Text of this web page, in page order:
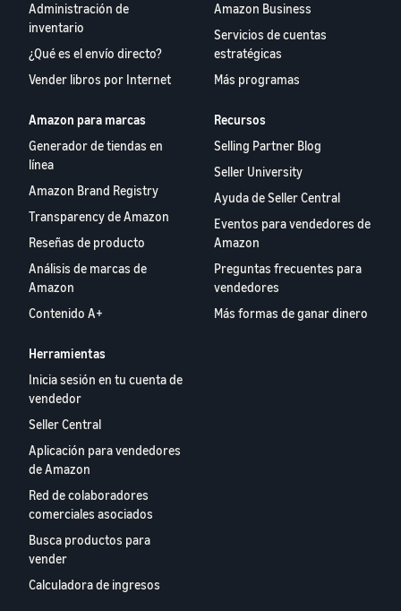
Administración de
inventario
¿Qué es el envío directo?
Vender libros por Internet
Amazon Business
Servicios de cuentas
estratégicas
Más programas
Amazon para marcas
Generador de tiendas en
línea
Amazon Brand Registry
Transparency de Amazon
Reseñas de producto
Análisis de marcas de
Amazon
Contenido A+
Recursos
Selling Partner Blog
Seller University
Ayuda de Seller Central
Eventos para vendedores de
Amazon
Preguntas frecuentes para
vendedores
Más formas de ganar dinero
Herramientas
Inicia sesión en tu cuenta de
vendedor
Seller Central
Aplicación para vendedores
de Amazon
Red de colaboradores
comerciales asociados
Busca productos para
vender
Calculadora de ingresos